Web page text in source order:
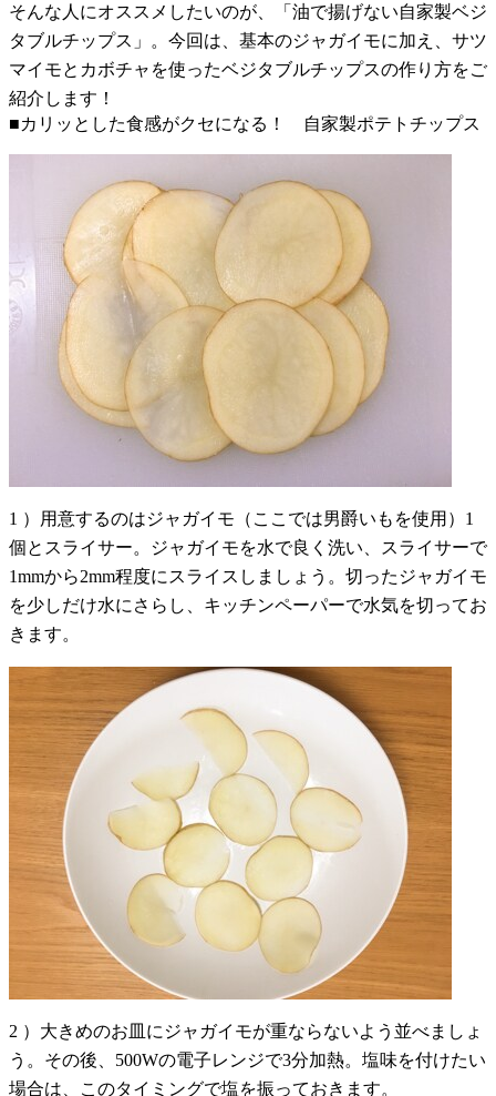
そんな人にオススメしたいのが、「油で揚げない自家製ベジ
タブルチップス」。今回は、基本のジャガイモに加え、サツ
マイモとカボチャを使ったベジタブルチップスの作り方をご
紹介します！
■カリッとした食感がクセになる！ 自家製ポテトチップス
1 ）用意するのはジャガイモ（ここでは男爵いもを使用）1
個とスライサー。ジャガイモを水で良く洗い、スライサーで
1mmから2mm程度にスライスしましょう。切ったジャガイモ
を少しだけ水にさらし、キッチンペーパーで水気を切ってお
きます。
2 ）大きめのお皿にジャガイモが重ならないよう並べましょ
う。その後、500Wの電子レンジで3分加熱。塩味を付けたい
場合は、このタイミングで塩を振っておきます。